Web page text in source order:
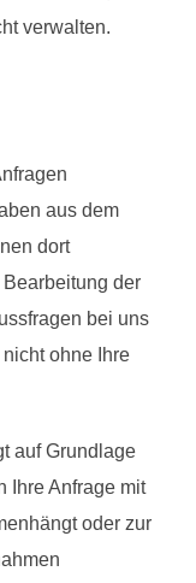
verwalten.
aus dem
dort
der
bei uns
ohne Ihre
auf Grundlage
Ihre Anfrage mit
oder zur